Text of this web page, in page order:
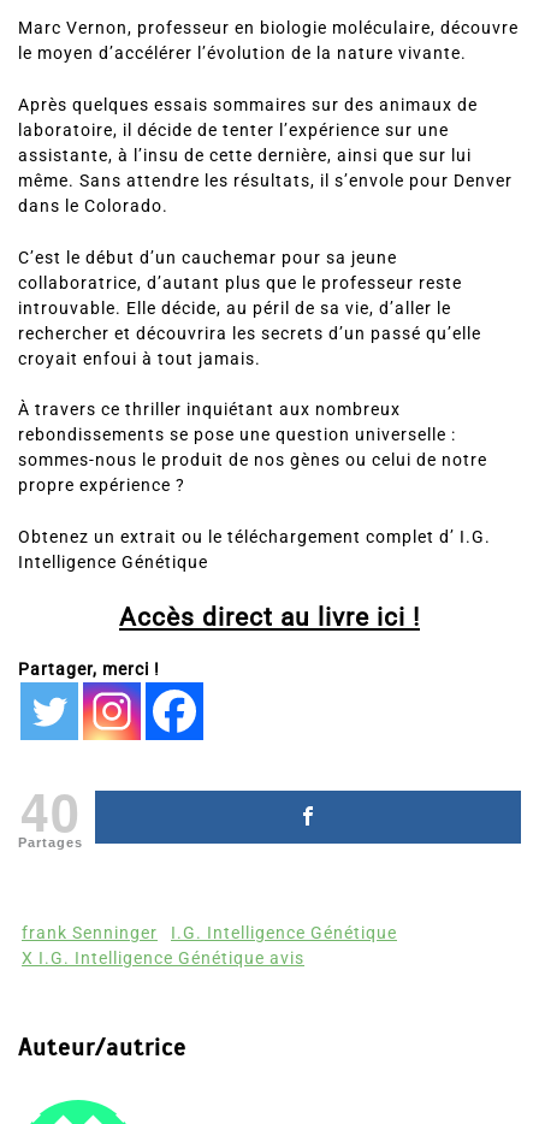
Marc Vernon, professeur en biologie moléculaire, découvre
le moyen d’accélérer l’évolution de la nature vivante.
Après quelques essais sommaires sur des animaux de
laboratoire, il décide de tenter l’expérience sur une
assistante, à l’insu de cette dernière, ainsi que sur lui
même. Sans attendre les résultats, il s’envole pour Denver
dans le Colorado.
C’est le début d’un cauchemar pour sa jeune
collaboratrice, d’autant plus que le professeur reste
introuvable. Elle décide, au péril de sa vie, d’aller le
rechercher et découvrira les secrets d’un passé qu’elle
croyait enfoui à tout jamais.
À travers ce thriller inquiétant aux nombreux
rebondissements se pose une question universelle :
sommes-nous le produit de nos gènes ou celui de notre
propre expérience ?
Obtenez un extrait ou le téléchargement complet d’ I.G.
Intelligence Génétique
Accès direct au livre ici !
Partager, merci !
40
Partages
frank Senninger
I.G. Intelligence Génétique
X I.G. Intelligence Génétique avis
Auteur/autrice